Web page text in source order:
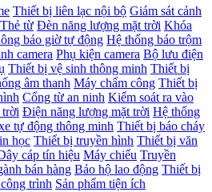
Thiết bị liên lạc nội bộ Giám sát cảnh
từ Đèn năng lượng mặt trời Khóa
báo giờ tự động Hệ thống báo trộm
camera Phụ kiện camera Bộ lưu điện
Thiết bị vệ sinh thông minh Thiết bị
âm thanh Máy chấm công Thiết bị
Cổng từ an ninh Kiểm soát ra vào
Điện năng lượng mặt trời Hệ thống
tự động thông minh Thiết bị báo cháy
học Thiết bị truyền hình Thiết bị văn
cáp tín hiệu Máy chiếu Truyền
bán hàng Bảo hộ lao động Thiết bị
trình Sản phẩm tiện ích